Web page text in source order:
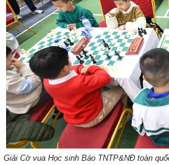
Giải Cờ vua Học sinh Báo TNTP&NĐ toàn